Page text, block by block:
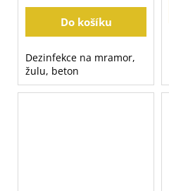
Do košíku
Dezinfekce na mramor,
žulu, beton